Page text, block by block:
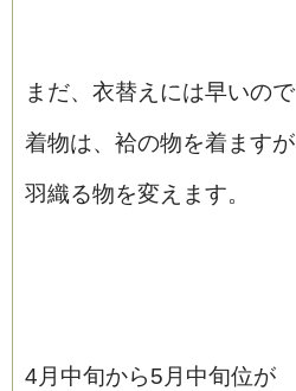
まだ、衣替えには早いので
着物は、袷の物を着ますが
羽織る物を変えます。
4月中旬から5月中旬位が